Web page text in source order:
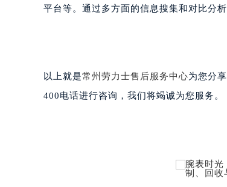
平台等。通过多方面的信息搜集和对比分
以上就是常州劳力士售后服务中心为您分
400电话进行咨询，我们将竭诚为您服务。